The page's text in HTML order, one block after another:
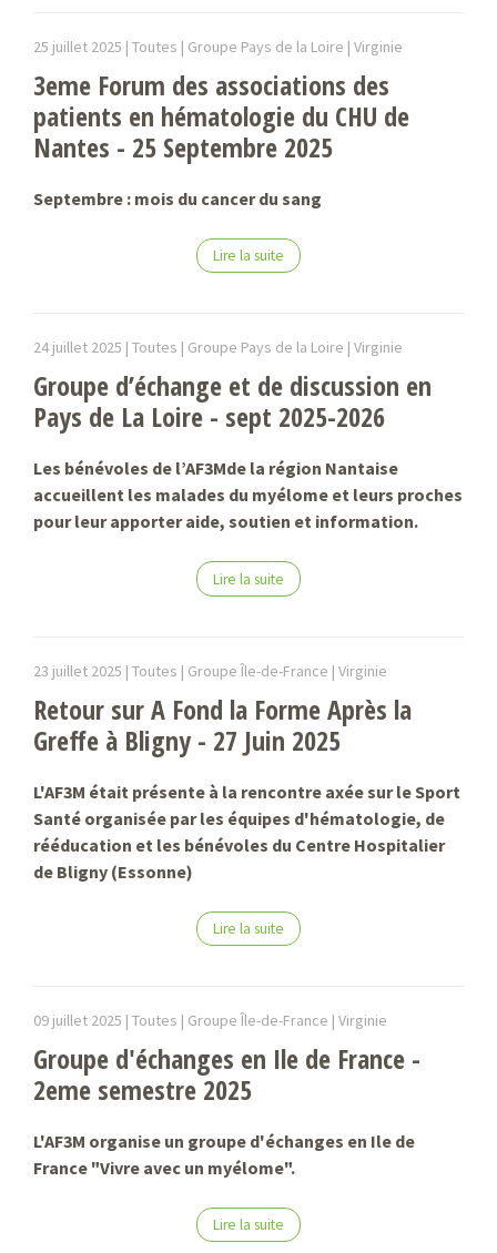
25 juillet 2025 | Toutes | Groupe Pays de la Loire | Virginie
3eme Forum des associations des
patients en hématologie du CHU de
Nantes - 25 Septembre 2025
Septembre : mois du cancer du sang
Lire la suite
24 juillet 2025 | Toutes | Groupe Pays de la Loire | Virginie
Groupe d’échange et de discussion en
Pays de La Loire - sept 2025-2026
Les bénévoles de l’AF3Mde la région Nantaise
accueillent les malades du myélome et leurs proches
pour leur apporter aide, soutien et information.
Lire la suite
23 juillet 2025 | Toutes | Groupe Île-de-France | Virginie
Retour sur A Fond la Forme Après la
Greffe à Bligny - 27 Juin 2025
L'AF3M était présente à la rencontre axée sur le Sport
Santé organisée par les équipes d'hématologie, de
rééducation et les bénévoles du Centre Hospitalier
de Bligny (Essonne)
Lire la suite
09 juillet 2025 | Toutes | Groupe Île-de-France | Virginie
Groupe d'échanges en Ile de France -
2eme semestre 2025
L'AF3M organise un groupe d'échanges en Ile de
France "Vivre avec un myélome".
Lire la suite